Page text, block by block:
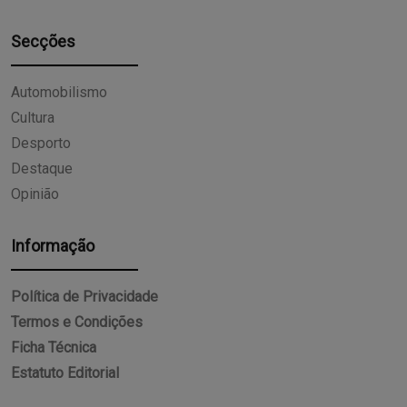
Secções
Automobilismo
Cultura
Desporto
Destaque
Opinião
Informação
Política de Privacidade
Termos e Condições
Ficha Técnica
Estatuto Editorial